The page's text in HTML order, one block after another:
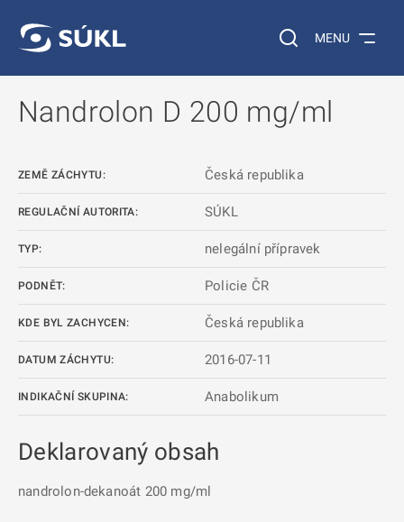
Vyhledávání na
MENU
Nandrolon D 200 mg/ml
ZEMĚ ZÁCHYTU: Česká republika
REGULAČNÍ AUTORITA: SÚKL
TYP: nelegální přípravek
PODNĚT: Policie ČR
KDE BYL ZACHYCEN: Česká republika
DATUM ZÁCHYTU: 2016-07-11
INDIKAČNÍ SKUPINA: Anabolikum
Deklarovaný obsah
nandrolon-dekanoát 200 mg/ml